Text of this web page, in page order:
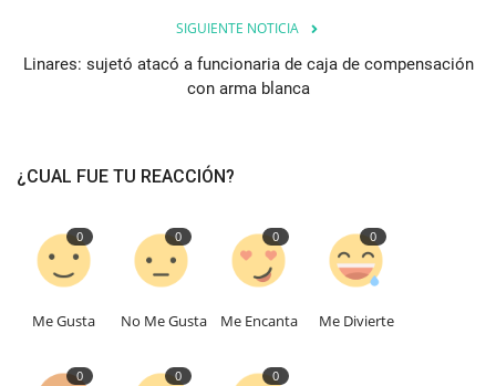
SIGUIENTE NOTICIA
Linares: sujetó atacó a funcionaria de caja de compensación
con arma blanca
¿CUAL FUE TU REACCIÓN?
0
Me Gusta
0
No Me Gusta
0
Me Encanta
0
Me Divierte
0 0 0